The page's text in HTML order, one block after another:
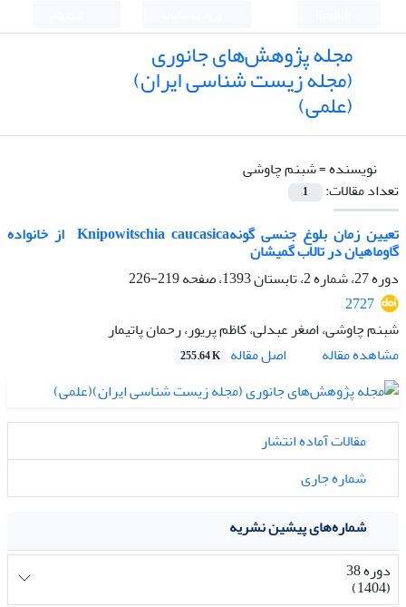
مجله پژوهش‌های جانوری
(مجله زیست شناسی ایران)
(علمی)
نویسنده =شبنم چاوشی
تعداد مقالات:
1
تعیین زمان بلوغ جنسی گونه‎ Knipowitschia caucasica از خانواده
گاوماهیان در تالاب گمیشان
دوره 27، شماره 2، تابستان 1393، صفحه
219-226
2727
شبنم چاوشی، اصغر عبدلی، کاظم پریور، رحمان پاتیمار
مشاهده مقاله
اصل مقاله 255.64 K
مقالات آماده انتشار
شماره جاری
شماره‌های پیشین نشریه
دوره 38
(1404)